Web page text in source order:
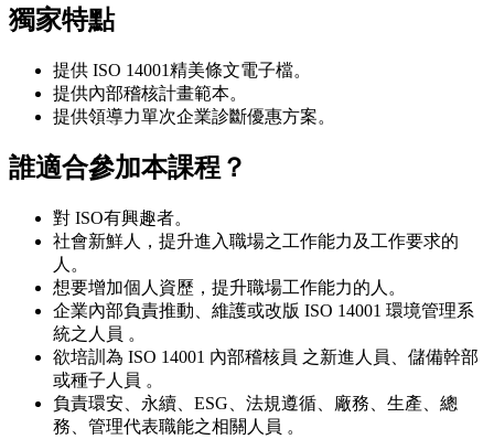
獨家特點
提供 ISO 14001精美條文電子檔。
提供內部稽核計畫範本。
提供領導力單次企業診斷優惠方案。
誰適合參加本課程？
對 ISO有興趣者。
社會新鮮人，提升進入職場之工作能力及工作要求的
人。
想要增加個人資歷，提升職場工作能力的人。
企業內部負責推動、維護或改版 ISO 14001 環境管理系
統之人員 。
欲培訓為 ISO 14001 內部稽核員 之新進人員、儲備幹部
或種子人員 。
負責環安、永續、ESG、法規遵循、廠務、生產、總
務、管理代表職能之相關人員 。